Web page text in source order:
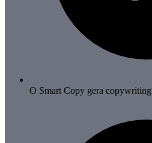
O Smart Copy gera copywriting